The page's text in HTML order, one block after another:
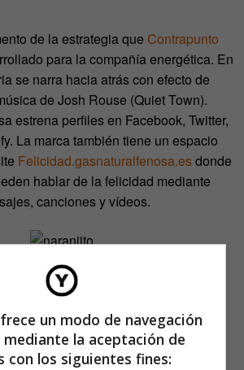
de la estrategia que Contrapunto
para la compañía energética. En
se narra hacia atrás con efecto de
de Josh Rouse (Quiet Town).
estrena perfiles en Facebook, Twitter,
La marca también tiene un espacio
Felicidad.gasnaturalfenosa.esdonde
hablar de la felicidad mediante
canciones y vídeos.
un modo de navegación
la aceptación de
con los siguientes fines: